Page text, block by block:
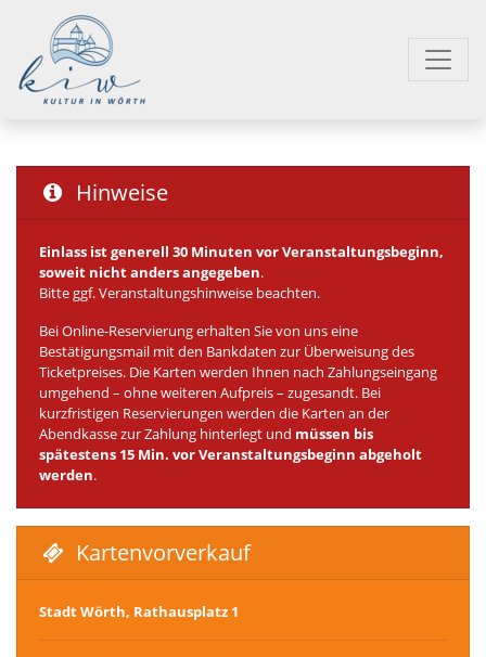
Hinweise
Einlass ist generell 30 Minuten vor Veranstaltungsbeginn,
soweit nicht anders angegeben.
Bitte ggf. Veranstaltungshinweise beachten.
Bei Online-Reservierung erhalten Sie von uns eine
Bestätigungsmail mit den Bankdaten zur Überweisung des
Ticketpreises. Die Karten werden Ihnen nach Zahlungseingang
umgehend – ohne weiteren Aufpreis – zugesandt. Bei
kurzfristigen Reservierungen werden die Karten an der
Abendkasse zur Zahlung hinterlegt und müssen bis
spätestens 15 Min. vor Veranstaltungsbeginn abgeholt
werden.
Kartenvorverkauf
Stadt Wörth, Rathausplatz 1